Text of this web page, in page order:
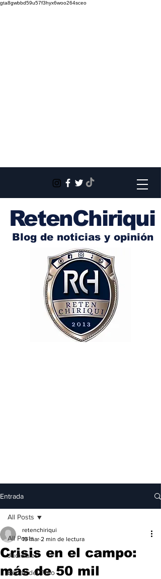
gta8gwbbd59u57f3hyx6woo264sceo
RetenChiriqui
Blog de noticias y opinión
Entrada
All Posts
Judiciales
Bocas del Toro
All Posts
Crisis en el campo:
más de 50 mil
retenchiriqui
19 mar 2 min de lectura